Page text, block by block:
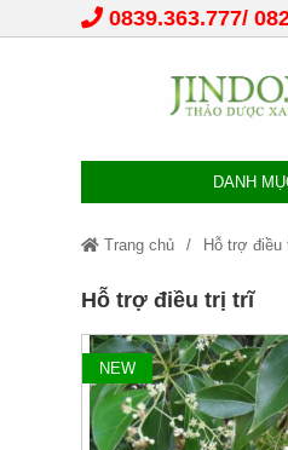
0839.363.777
DANH
Trang chủ Hỗ trợ điều
Hỗ trợ điều trị trĩ
NEW